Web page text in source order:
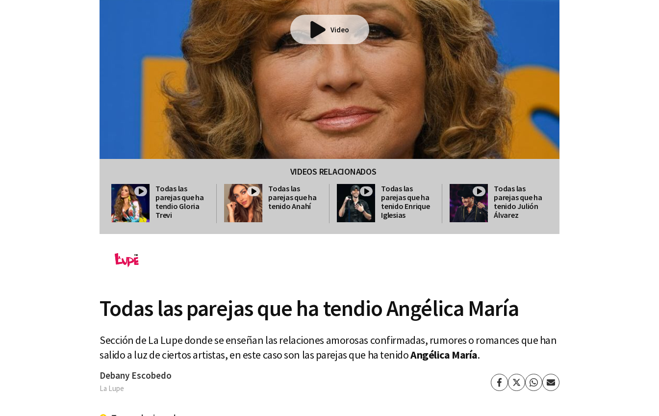
Video
VIDEOS RELACIONADOS
Todas las
parejas que ha
tendio Gloria
Trevi
Todas las
parejas que ha
tenido Anahí
Todas las
parejas que ha
tenido Enrique
Iglesias
Todas las
parejas que ha
tenido Julión
Álvarez
Todas las parejas que ha tendio Angélica María
Sección de La Lupe donde se enseñan las relaciones amorosas confirmadas, rumores o romances que han
salido a luz de ciertos artistas, en este caso son las parejas que ha tenidoAngélica María.
Debany Escobedo
La Lupe Facebook
TwitterWhatsapp
Enviar